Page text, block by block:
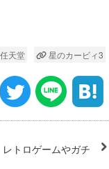
任天堂 星のカービィ3
トロゲームやガチ